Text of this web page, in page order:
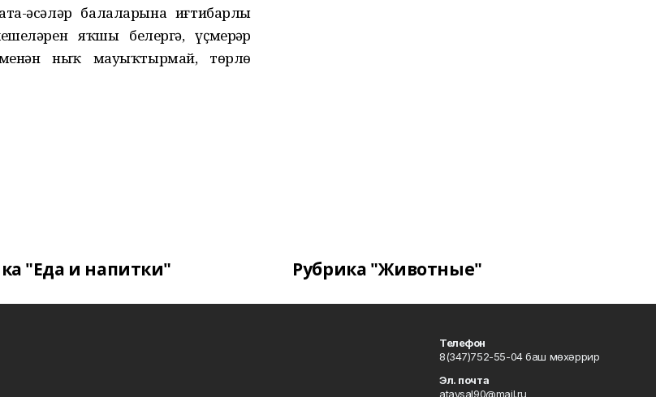
әсәләр балаларына иғтибарлы
яҡшы белергә, үҫмерҙәр
ныҡ мауыҡтырмай, төрлө
"Еда и напитки" Рубрика "Животные"
Телефон
8(347)752-55-04 баш мөхәррир
Эл. почта
ataysal90@mail.ru